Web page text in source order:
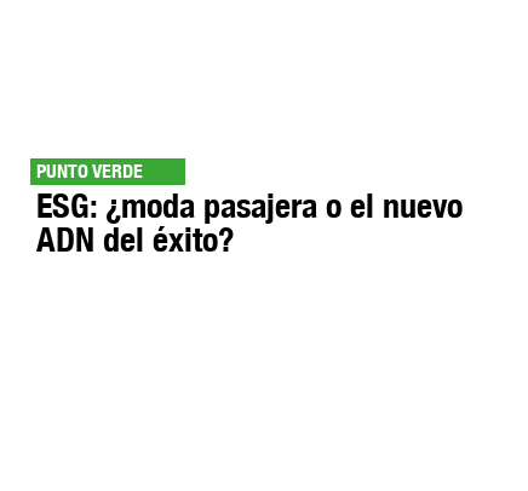
PUNTO VERDE
ESG: ¿moda pasajera o el nuevo
ADN del éxito?